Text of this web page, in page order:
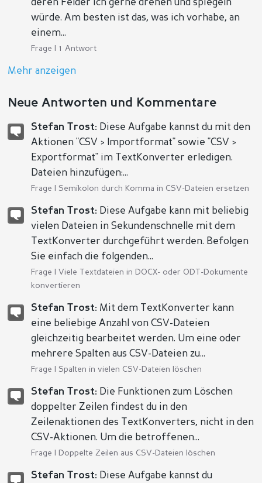
deren Felder ich gerne drehen und spiegeln
würde. Am besten ist das, was ich vorhabe, an
einem...
Frage | 1 Antwort
Mehr anzeigen
Neue Antworten und Kommentare
Stefan Trost: Diese Aufgabe kannst du mit den
Aktionen "CSV > Importformat" sowie "CSV >
Exportformat" im TextKonverter erledigen.
Dateien hinzufügen:...
Frage | Semikolon durch Komma in CSV-Dateien ersetzen
Stefan Trost: Diese Aufgabe kann mit beliebig
vielen Dateien in Sekundenschnelle mit dem
TextKonverter durchgeführt werden. Befolgen
Sie einfach die folgenden...
Frage | Viele Textdateien in DOCX- oder ODT-Dokumente
konvertieren
Stefan Trost: Mit dem TextKonverter kann
eine beliebige Anzahl von CSV-Dateien
gleichzeitig bearbeitet werden. Um eine oder
mehrere Spalten aus CSV-Dateien zu...
Frage | Spalten in vielen CSV-Dateien löschen
Stefan Trost: Die Funktionen zum Löschen
doppelter Zeilen findest du in den
Zeilenaktionen des TextKonverters, nicht in den
CSV-Aktionen. Um die betroffenen...
Frage | Doppelte Zeilen aus CSV-Dateien löschen
Stefan Trost: Diese Aufgabe kannst du